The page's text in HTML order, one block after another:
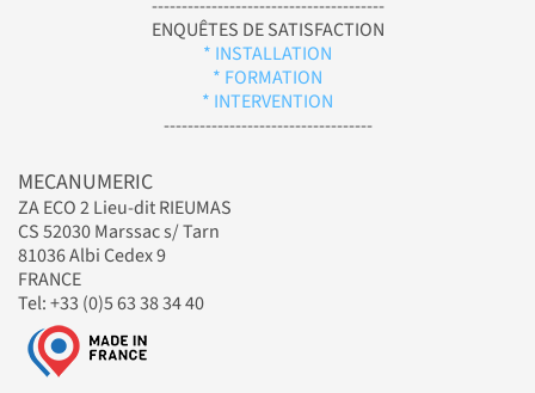
---------------------------------------
ENQUÊTES DE SATISFACTION
* INSTALLATION
* FORMATION
* INTERVENTION
-----------------------------------
MECANUMERIC
ZA ECO 2 Lieu-dit RIEUMAS
CS 52030 Marssac s/ Tarn
81036 Albi Cedex 9
FRANCE
Tel: +33 (0)5 63 38 34 40